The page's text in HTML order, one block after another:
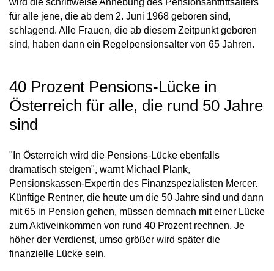
für alle jene, die ab dem 2. Juni 1968 geboren sind,
schlagend. Alle Frauen, die ab diesem Zeitpunkt geboren
sind, haben dann ein Regelpensionsalter von 65 Jahren.
40 Prozent Pensions-Lücke in
Österreich für alle, die rund 50 Jahre
sind
"In Österreich wird die Pensions-Lücke ebenfalls
dramatisch steigen", warnt Michael Plank,
Pensionskassen-Expertin des Finanzspezialisten Mercer.
Künftige Rentner, die heute um die 50 Jahre sind und dann
mit 65 in Pension gehen, müssen demnach mit einer Lücke
zum Aktiveinkommen von rund 40 Prozent rechnen. Je
höher der Verdienst, umso größer wird später die
finanzielle Lücke sein.